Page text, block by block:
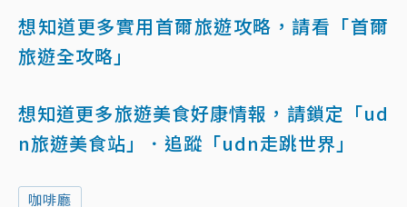
想知道更多實用首爾旅遊攻略，請看「首爾
旅遊全攻略」
想知道更多旅遊美食好康情報，請鎖定「ud
n旅遊美食站」
．追蹤「udn走跳世界」
咖啡廳